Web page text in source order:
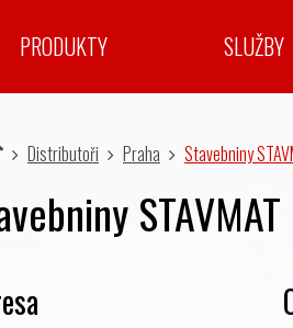
PRODUKTY SLUŽBY
Distributoři Praha Stavebniny